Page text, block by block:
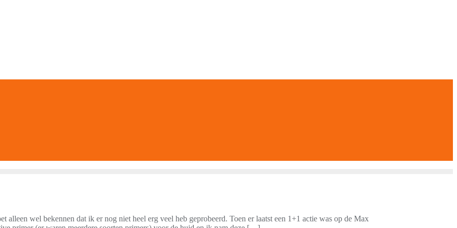
alleen wel bekennen dat ik er nog niet heel erg veel heb geprobeerd. Toen er laatst een 1+1 actie was op de Max